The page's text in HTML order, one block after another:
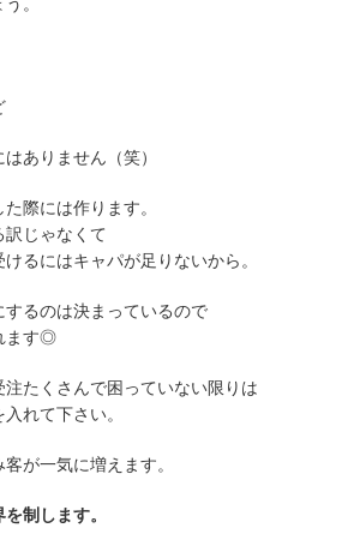
ありません（笑）
際には作ります。
じゃなくて
るにはキャパが足りないから。
るのは決まっているので
ます◎
たくさんで困っていない限りは
れて下さい。
が一気に増えます。
制します。